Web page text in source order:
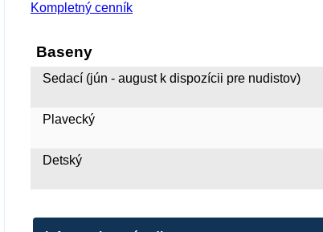
Kompletný cenník
Baseny
Sedací (jún - august k dispozícii pre nudistov)
Plavecký
Detský